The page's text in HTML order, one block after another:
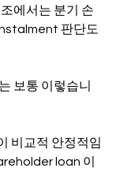
에서는 분기 손
판단도
보통 이렇습니
비교적 안정적임
loan 이